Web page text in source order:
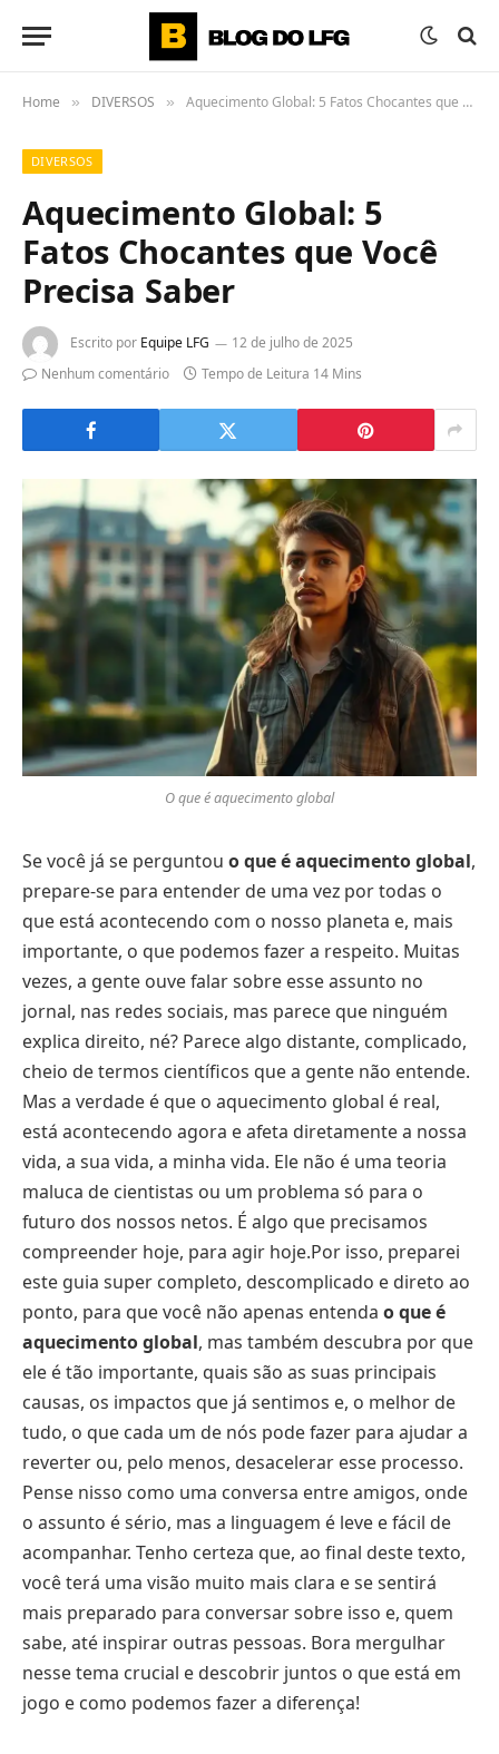
Home » DIVERSOS » Aquecimento Global: 5 Fatos Chocantes que Você Precisa Saber
DIVERSOS
Aquecimento Global: 5
Fatos Chocantes que Você
Precisa Saber
Escrito por Equipe LFG
12 de julho de 2025
Nenhum comentário
Tempo de Leitura 14 Mins
O que é aquecimento global
Se você já se perguntou o que é aquecimento global,
prepare-se para entender de uma vez por todas o
que está acontecendo com o nosso planeta e, mais
importante, o que podemos fazer a respeito. Muitas
vezes, a gente ouve falar sobre esse assunto no
jornal, nas redes sociais, mas parece que ninguém
explica direito, né? Parece algo distante, complicado,
cheio de termos científicos que a gente não entende.
Mas a verdade é que o aquecimento global é real,
está acontecendo agora e afeta diretamente a nossa
vida, a sua vida, a minha vida. Ele não é uma teoria
maluca de cientistas ou um problema só para o
futuro dos nossos netos. É algo que precisamos
compreender hoje, para agir hoje.Por isso, preparei
este guia super completo, descomplicado e direto ao
ponto, para que você não apenas entenda o que é
aquecimento global, mas também descubra por que
ele é tão importante, quais são as suas principais
causas, os impactos que já sentimos e, o melhor de
tudo, o que cada um de nós pode fazer para ajudar a
reverter ou, pelo menos, desacelerar esse processo.
Pense nisso como uma conversa entre amigos, onde
o assunto é sério, mas a linguagem é leve e fácil de
acompanhar. Tenho certeza que, ao final deste texto,
você terá uma visão muito mais clara e se sentirá
mais preparado para conversar sobre isso e, quem
sabe, até inspirar outras pessoas. Bora mergulhar
nesse tema crucial e descobrir juntos o que está em
jogo e como podemos fazer a diferença!